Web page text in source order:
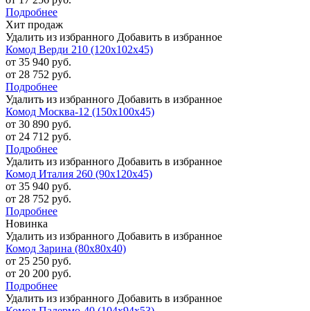
Подробнее
Хит продаж
Удалить из избранного Добавить в избранное
Комод Верди 210 (120х102х45)
от 35 940 руб.
от 28 752 руб.
Подробнее
Удалить из избранного Добавить в избранное
Комод Москва-12 (150х100х45)
от 30 890 руб.
от 24 712 руб.
Подробнее
Удалить из избранного Добавить в избранное
Комод Италия 260 (90х120х45)
от 35 940 руб.
от 28 752 руб.
Подробнее
Новинка
Удалить из избранного Добавить в избранное
Комод Зарина (80х80х40)
от 25 250 руб.
от 20 200 руб.
Подробнее
Удалить из избранного Добавить в избранное